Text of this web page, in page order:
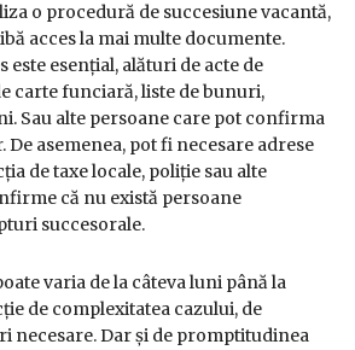
o procedură de succesiune vacantă,
acces la mai multe documente.
este esențial, alături de acte de
carte funciară, liste de bunuri,
Sau alte persoane care pot confirma
asemenea, pot fi necesare adrese
de taxe locale, poliție sau alte
că nu există persoane
succesorale.
varia de la câteva luni până la
de complexitatea cazului, de
necesare. Dar și de promptitudinea